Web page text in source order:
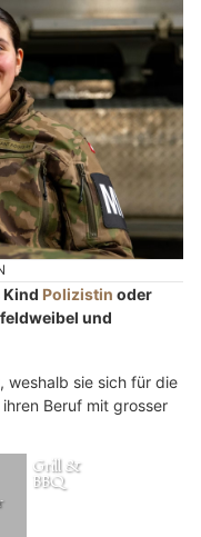
Kind Polizistin oder
und
weshalb sie sich für die
Beruf mit grosser